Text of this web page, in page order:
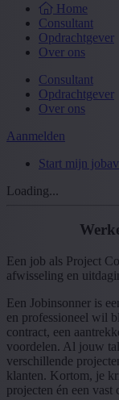
Home
Consultant
Opdrachtgever
Over ons
Consultant
Opdrachtgever
Over ons
Aanmelden
Start mijn
Loading...
Een job als Project
afwisseling en
Een Jobinsonner is
en professioneel wil
contract, een
voordelen. Al jouw
verschillende
klanten. Kortom, je
projecten én een vast